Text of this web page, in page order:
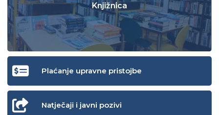
Knjižnica
Plaćanje upravne pristojbe
Natječaji i javni pozivi